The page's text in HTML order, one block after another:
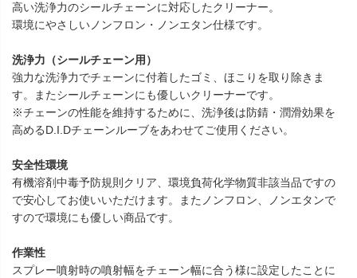
高い洗浄力のシールチェーンに対応したクリーナー。
環境にやさしいノンフロン・ノンエタン仕様です。
洗浄力（シールチェーン用）
強力な洗浄力でチェーンに付着したゴミ、ほこりを取り除きま
す。またシールチェーンにも優しいクリーナーです。
※チェーンの性能を維持するために、洗浄後は防錆・潤滑効果を
高めるD.I.Dチェーンルーブをあわせてご使用ください。
安全性環境
有機溶剤中毒予防規則クリア、環境負荷化学物質非該当品ですの
で安心してお使いいただけます。またノンフロン、ノンエタンで
すので環境にも優しい商品です。
作業性
スプレー噴射時の噴射幅をチェーン幅に合う様に設定したことに